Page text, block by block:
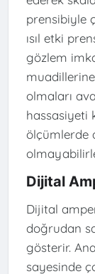
prensibiyle
ısıl etki
gözlem
olmaları
hassasiyeti
ölçümlerde
Dijital
Dijital
doğrudan
gösterir.
sayesinde